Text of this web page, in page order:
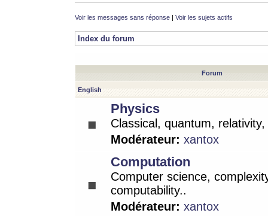
Voir les messages sans réponse | Voir les sujets actifs
Index du forum
Forum
English
Physics
Classical, quantum,
Modérateur: xantox
Computation
Computer science,
computability..
Modérateur: xantox